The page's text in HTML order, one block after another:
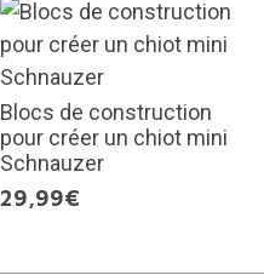
Blocs de construction
pour créer un chiot mini
Schnauzer
29,99€